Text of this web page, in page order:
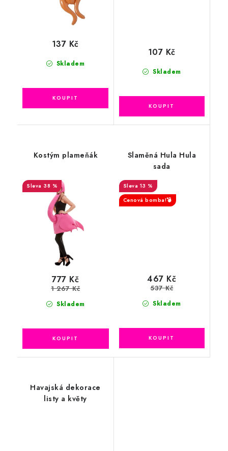
Skladem
137 Kč
Skladem
107 Kč
Kostým plameňák
38 %
Skladem
777 Kč
1 267 Kč
Slaměná Hula Hula
sada
13 %
Cenová bomba!💣
Skladem
467 Kč
537 Kč
Havajská dekorace
listy a květy